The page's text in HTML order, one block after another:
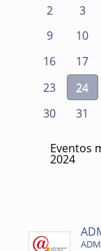
2
3
9
10
16
17
23
24
30
31
Eventos
2024